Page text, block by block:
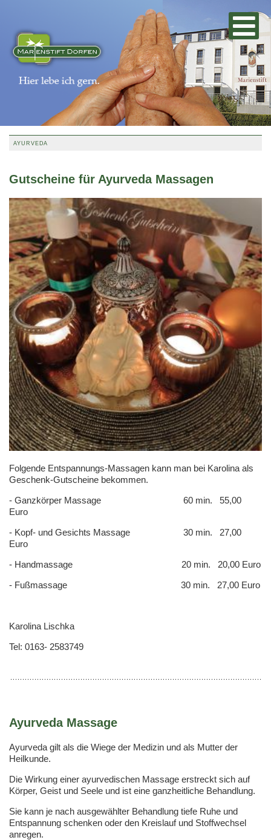
AYURVEDA
Gutscheine für Ayurveda Massagen
Folgende Entspannungs-Massagen kann man bei Karolina als
Geschenk-Gutscheine bekommen.
- Ganzkörper Massage 60 min. 55,00
Euro
- Kopf- und Gesichts Massage 30 min. 27,00
Euro
- Handmassage 20 min. 20,00 Euro
- Fußmassage 30 min. 27,00 Euro
Karolina Lischka
Tel: 0163- 2583749
Ayurveda Massage
Ayurveda gilt als die Wiege der Medizin und als Mutter der
Heilkunde.
Die Wirkung einer ayurvedischen Massage erstreckt sich auf
Körper, Geist und Seele und ist eine ganzheitliche Behandlung.
Sie kann je nach ausgewählter Behandlung tiefe Ruhe und
Entspannung schenken oder den Kreislauf und Stoffwechsel
anregen.